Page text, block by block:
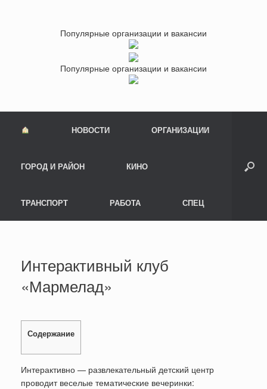
Популярные организации и вакансии
Популярные организации и вакансии
НОВОСТИ ОРГАНИЗАЦИИ
ГОРОД И РАЙОН КИНО
ТРАНСПОРТ РАБОТА СПЕЦ
Интерактивный клуб
«Мармелад»
Содержание
Интерактивно — развлекательный детский центр
проводит веселые тематические вечеринки: